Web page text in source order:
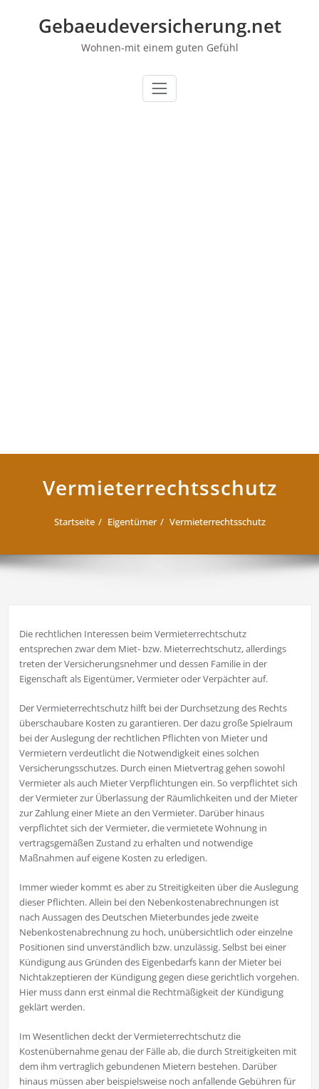
Gebaeudeversicherung.net
Wohnen-mit einem guten Gefühl
Vermieterrechtsschutz
Startseite Eigentümer Vermieterrechtsschutz
Die rechtlichen Interessen beim Vermieterrechtschutz
entsprechen zwar dem Miet- bzw. Mieterrechtschutz, allerdings
treten der Versicherungsnehmer und dessen Familie in der
Eigenschaft als Eigentümer, Vermieter oder Verpächter auf.
Der Vermieterrechtschutz hilft bei der Durchsetzung des Rechts
überschaubare Kosten zu garantieren. Der dazu große Spielraum
bei der Auslegung der rechtlichen Pflichten von Mieter und
Vermietern verdeutlicht die Notwendigkeit eines solchen
Versicherungsschutzes. Durch einen Mietvertrag gehen sowohl
Vermieter als auch Mieter Verpflichtungen ein. So verpflichtet sich
der Vermieter zur Überlassung der Räumlichkeiten und der Mieter
zur Zahlung einer Miete an den Vermieter. Darüber hinaus
verpflichtet sich der Vermieter, die vermietete Wohnung in
vertragsgemäßen Zustand zu erhalten und notwendige
Maßnahmen auf eigene Kosten zu erledigen.
Immer wieder kommt es aber zu Streitigkeiten über die Auslegung
dieser Pflichten. Allein bei den Nebenkostenabrechnungen ist
nach Aussagen des Deutschen Mieterbundes jede zweite
Nebenkostenabrechnung zu hoch, unübersichtlich oder einzelne
Positionen sind unverständlich bzw. unzulässig. Selbst bei einer
Kündigung aus Gründen des Eigenbedarfs kann der Mieter bei
Nichtakzeptieren der Kündigung gegen diese gerichtlich vorgehen.
Hier muss dann erst einmal die Rechtmäßigkeit der Kündigung
geklärt werden.
Im Wesentlichen deckt der Vermieterrechtschutz die
Kostenübernahme genau der Fälle ab, die durch Streitigkeiten mit
dem ihm vertraglich gebundenen Mietern bestehen. Darüber
hinaus müssen aber beispielsweise noch anfallende Gebühren für